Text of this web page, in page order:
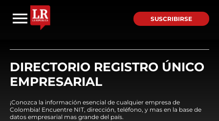
SUSCRIBIRSE
DIRECTORIO REGISTRO ÚNICO
EMPRESARIAL
¡Conozca la información esencial de cualquier empresa de
Colombia! Encuentre NIT, dirección, teléfono, y mas en la base de
datos empresarial mas grande del país.